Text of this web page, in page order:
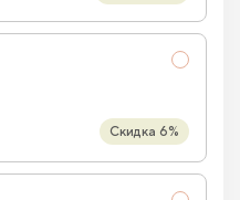
Скидка 6%